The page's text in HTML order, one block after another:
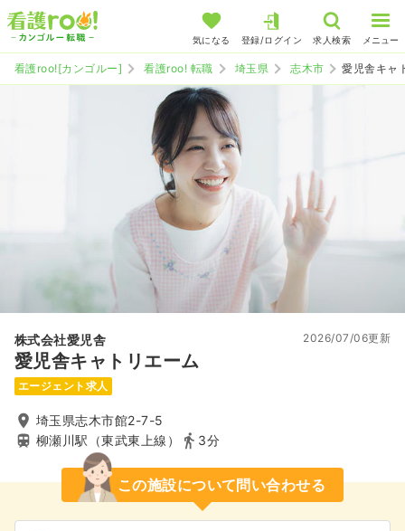
気になる 登録/ログイン 求人検索 メニュー
看護roo![カンゴルー] 看護roo! 転職 埼玉県 志木市 愛児舎キャ
株式会社愛児舎
愛児舎キャトリエーム
2026/07/06更新
エージェント求人
埼玉県志木市館2-7-5
柳瀬川駅（東武東上線）
3分
この施設について問い合わせる